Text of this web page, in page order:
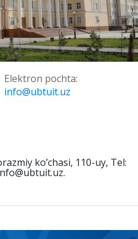
Elektron pochta:
info@ubtuit.uz
ko’chasi, 110-uy, Tel: